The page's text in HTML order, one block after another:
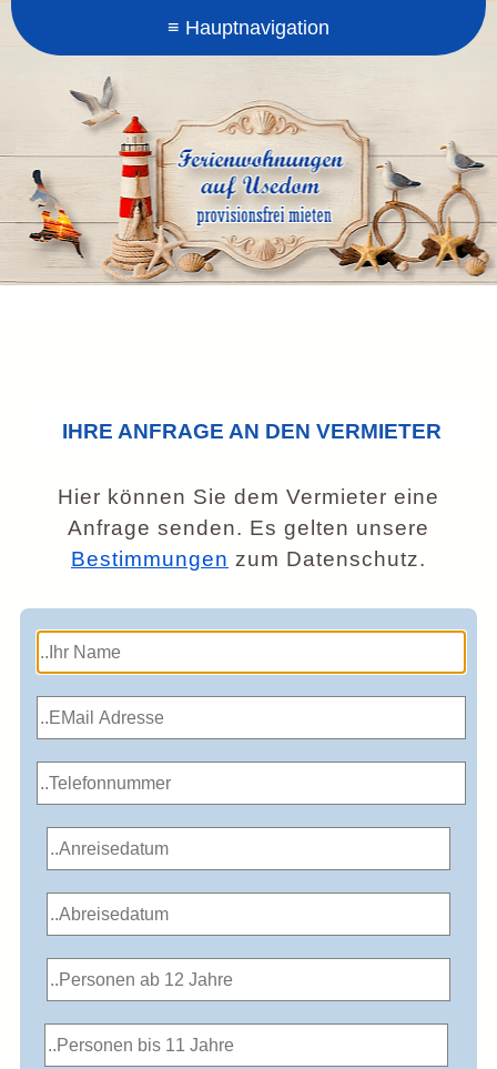
IHRE ANFRAGE AN DEN VERMIETER
Hier können Sie dem Vermieter eine
Anfrage senden. Es gelten unsere
Bestimmungen zum Datenschutz.